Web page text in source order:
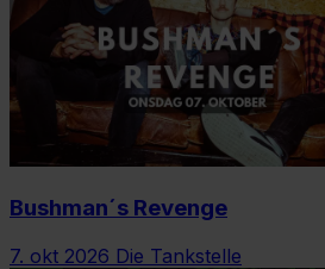
Bushman´s Revenge
7. okt 2026 Die Tankstelle